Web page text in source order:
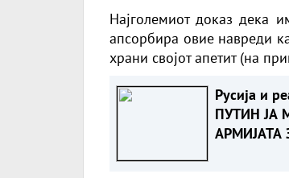
Најголемиот доказ дека
апсорбира овие навреди
храни својот апетит (на
Русија и
ПУТИН ЈА
АРМИЈАТА